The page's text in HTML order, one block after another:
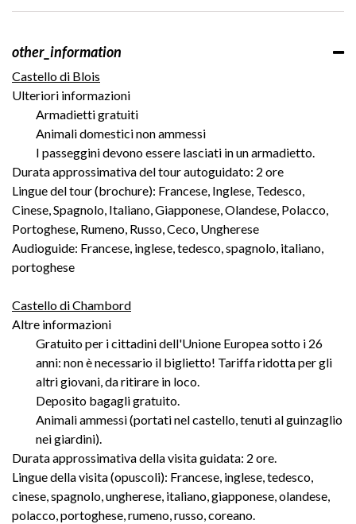
other_information
Castello di Blois
Ulteriori informazioni
Armadietti gratuiti
Animali domestici non ammessi
I passeggini devono essere lasciati in un armadietto.
Durata approssimativa del tour autoguidato: 2 ore
Lingue del tour (brochure): Francese, Inglese, Tedesco,
Cinese, Spagnolo, Italiano, Giapponese, Olandese, Polacco,
Portoghese, Rumeno, Russo, Ceco, Ungherese
Audioguide: Francese, inglese, tedesco, spagnolo, italiano,
portoghese
Castello di Chambord
Altre informazioni
Gratuito per i cittadini dell'Unione Europea sotto i 26
anni: non è necessario il biglietto! Tariffa ridotta per gli
altri giovani, da ritirare in loco.
Deposito bagagli gratuito.
Animali ammessi (portati nel castello, tenuti al guinzaglio
nei giardini).
Durata approssimativa della visita guidata: 2 ore.
Lingue della visita (opuscoli): Francese, inglese, tedesco,
cinese, spagnolo, ungherese, italiano, giapponese, olandese,
polacco, portoghese, rumeno, russo, coreano.